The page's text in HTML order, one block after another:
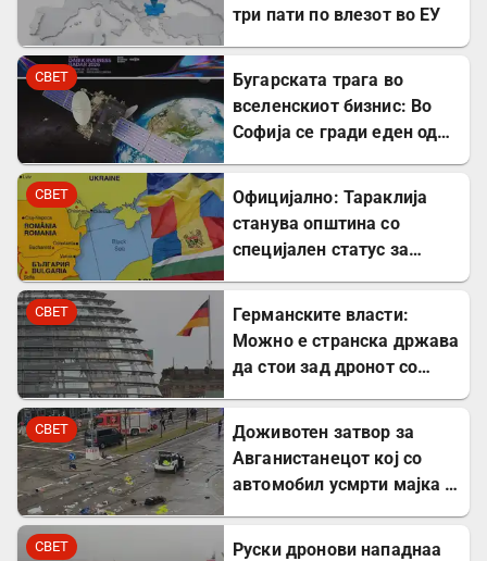
три пати по влезот во ЕУ
СВЕТ
Бугарската трага во
вселенскиот бизнис: Во
Софија се гради еден од
СВЕТ
Официјално: Тараклија
станува општина со
специјален статус за
СВЕТ
Германските власти:
Можно е странска држава
да стои зад дронот со
СВЕТ
Доживотен затвор за
Авганистанецот кој со
автомобил усмрти мајка и
СВЕТ
Руски дронови нападнаа